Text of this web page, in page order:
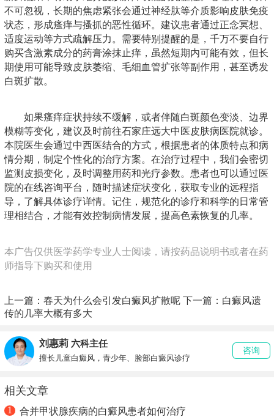
不可忽视，长期的焦虑紧张会通过神经肽等介质影响皮肤免疫
状态，形成瘙痒与搔抓的恶性循环。建议患者通过正念冥想、
适度运动等方式疏解压力。需要特别提醒的是，千万不要自行
购买含激素成分的药膏涂抹止痒，虽然短期内可能有效，但长
期使用可能导致皮肤萎缩、毛细血管扩张等副作用，甚至诱发
白斑扩散。
如果瘙痒症状持续不缓解，或者伴随白斑颜色变淡、边界
模糊等变化，建议及时前往石家庄远大中医皮肤病医院就诊。
本院医生会通过中西医结合的方式，根据患者的体质特点和病
情分期，制定个性化的治疗方案。在治疗过程中，我们会密切
监测皮损变化，及时调整用药和光疗参数。患者也可以通过医
院的在线咨询平台，随时描述症状变化，获取专业的远程指
导，了解具体诊疗详情。记住，规范化的诊疗和科学的日常管
理相结合，才能有效控制病情发展，提高色素恢复的几率。
本广告仅供医学药学专业人士阅读，请按药品说明书或者在药
师指导下购买和使用
上一篇： 春天为什么会引发白癜风扩散呢 下一篇： 白癜风遗
传的几率大概有多大
刘惠莉 六科主任
擅长儿童白癜风，青少年、脸部白癜风诊疗
咨询
相关文章
1
合并甲状腺疾病的白癜风患者如何治疗